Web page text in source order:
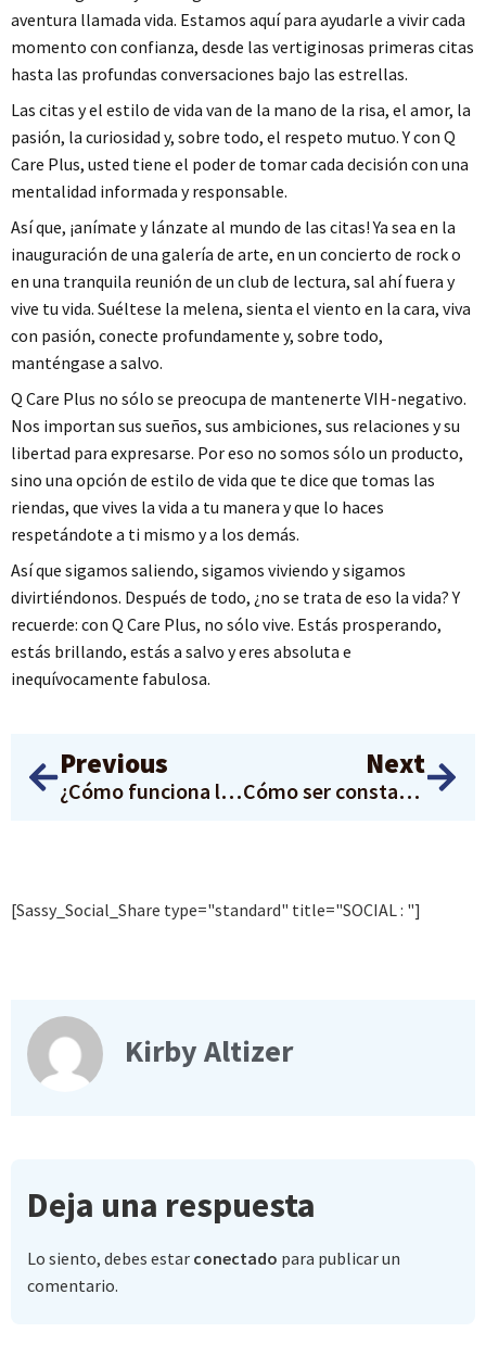
aventura llamada vida. Estamos aquí para ayudarle a vivir cada
momento con confianza, desde las vertiginosas primeras citas
hasta las profundas conversaciones bajo las estrellas.
Las citas y el estilo de vida van de la mano de la risa, el amor, la
pasión, la curiosidad y, sobre todo, el respeto mutuo. Y con Q
Care Plus, usted tiene el poder de tomar cada decisión con una
mentalidad informada y responsable.
Así que, ¡anímate y lánzate al mundo de las citas! Ya sea en la
inauguración de una galería de arte, en un concierto de rock o
en una tranquila reunión de un club de lectura, sal ahí fuera y
vive tu vida. Suéltese la melena, sienta el viento en la cara, viva
con pasión, conecte profundamente y, sobre todo,
manténgase a salvo.
Q Care Plus no sólo se preocupa de mantenerte VIH-negativo.
Nos importan sus sueños, sus ambiciones, sus relaciones y su
libertad para expresarse. Por eso no somos sólo un producto,
sino una opción de estilo de vida que te dice que tomas las
riendas, que vives la vida a tu manera y que lo haces
respetándote a ti mismo y a los demás.
Así que sigamos saliendo, sigamos viviendo y sigamos
divirtiéndonos. Después de todo, ¿no se trata de eso la vida? Y
recuerde: con Q Care Plus, no sólo vive. Estás prosperando,
estás brillando, estás a salvo y eres absoluta e
inequívocamente fabulosa.
Previous
¿Cómo funciona la PPrE?
Next
Cómo ser constante con la PPrE: el miedo no es un buen aliciente con la Dra. Jennifer Belfry
[Sassy_Social_Share type="standard" title="SOCIAL : "]
Kirby Altizer
Deja una respuesta
Lo siento, debes estar conectado para publicar un
comentario.